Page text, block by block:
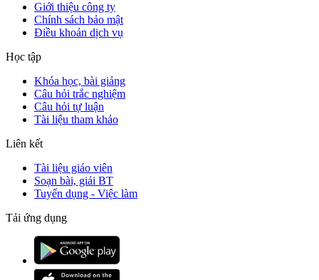
Giới thiệu công ty
Chính sách bảo mật
Điều khoản dịch vụ
Học tập
Khóa học, bài giảng
Câu hỏi trắc nghiệm
Câu hỏi tự luận
Tài liệu tham khảo
Liên kết
Tài liệu giáo viên
Soạn bài, giải BT
Tuyển dụng - Việc làm
Tải ứng dụng